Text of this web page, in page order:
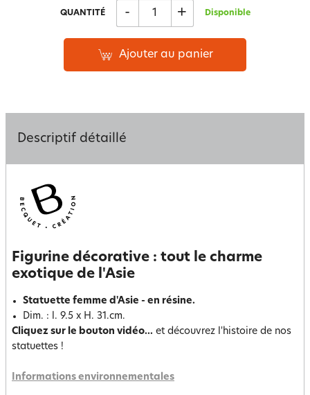
QUANTITÉ - + Disponible
Ajouter au panier
Descriptif détaillé
Figurine décorative : tout le charme
exotique de l'Asie
Statuette femme d'Asie - en résine.
Dim. : l. 9.5 x H. 31.cm.
Cliquez sur le bouton vidéo... et découvrez l'histoire de nos
statuettes !
Informations environnementales